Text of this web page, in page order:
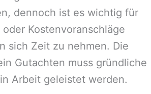
dennoch ist es wichtig für
Kostenvoranschläge
sich Zeit zu nehmen. Die
Gutachten muss gründliche
Arbeit geleistet werden.